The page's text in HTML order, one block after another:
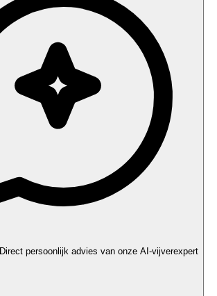
Direct persoonlijk advies van onze AI-vijverexpert